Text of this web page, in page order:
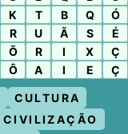
K T B Q
Ó
R U Ã S
É
Õ R I X
Ç
Ô A I E Ç
CULTURA
CIVILIZAÇÃO